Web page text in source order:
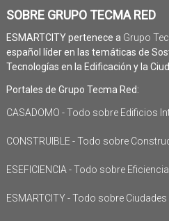
SOBRE GRUPO TECMA RED
ESMARTCITY pertenece a Grupo
español líder en las temáticas de
Tecnologías en la Edificación y la
Portales de Grupo Tecma Red:
CASADOMO - Todo sobre Edificios
CONSTRUIBLE - Todo sobre
ESEFICIENCIA - Todo sobre
ESMARTCITY - Todo sobre Ciudades